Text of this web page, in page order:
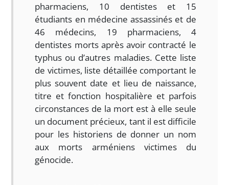
pharmaciens, 10 dentistes et 15
étudiants en médecine assassinés et de
46 médecins, 19 pharmaciens, 4
dentistes morts après avoir contracté le
typhus ou d’autres maladies. Cette liste
de victimes, liste détaillée comportant le
plus souvent date et lieu de naissance,
titre et fonction hospitalière et parfois
circonstances de la mort est à elle seule
un document précieux, tant il est difficile
pour les historiens de donner un nom
aux morts arméniens victimes du
génocide.